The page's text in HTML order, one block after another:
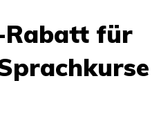
Rabatt für